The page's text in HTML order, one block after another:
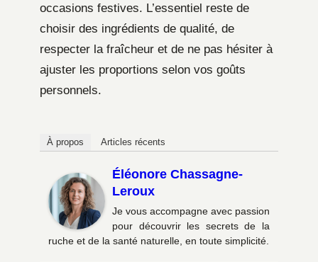
occasions festives. L’essentiel reste de
choisir des ingrédients de qualité, de
respecter la fraîcheur et de ne pas hésiter à
ajuster les proportions selon vos goûts
personnels.
À propos Articles récents
Éléonore Chassagne-
Leroux
Je vous accompagne avec passion
pour découvrir les secrets de la
ruche et de la santé naturelle, en toute simplicité.